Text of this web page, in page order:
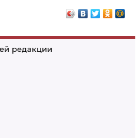
редакции
оказывающих
негативное
воздействие на
окружающую среду